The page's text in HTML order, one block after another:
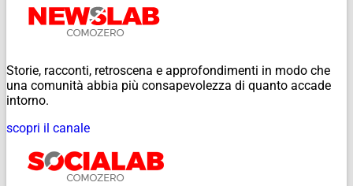
Storie, racconti, retroscena e approfondimenti in modo che
una comunità abbia più consapevolezza di quanto accade
intorno.
scopri il canale